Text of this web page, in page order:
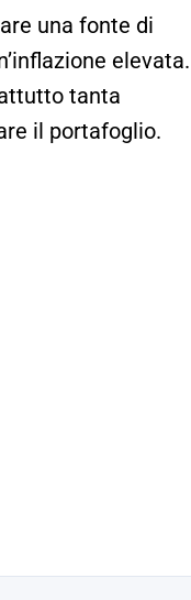
una fonte di
elevata.
tanta
il portafoglio.